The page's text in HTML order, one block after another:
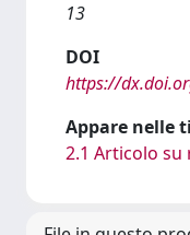
13
DOI
https://
Appare nelle
2.1 Articolo su